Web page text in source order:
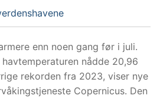
enn noen gang før i juli.
nådde 20,96
rekorden fra 2023, viser nye
Copernicus. Den